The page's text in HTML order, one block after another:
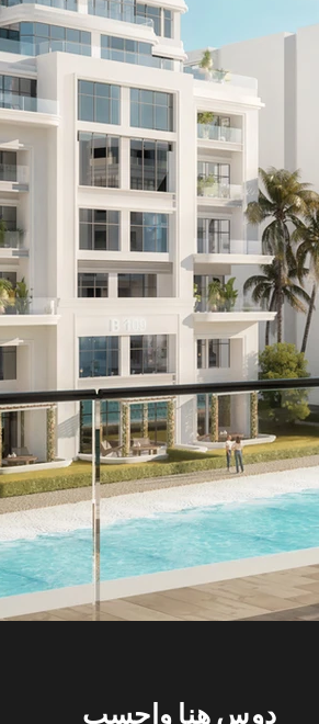
دوس هنا واحسب